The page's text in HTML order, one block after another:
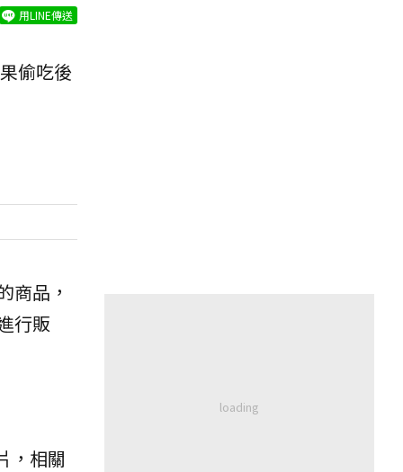
用LINE傳送
偷吃後
商品，
行販
，相關